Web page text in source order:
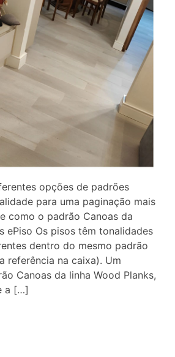
opções de padrões
para uma paginação mais
como o padrão Canoas da
ePiso Os pisos têm tonalidades
dentro do mesmo padrão
referência na caixa). Um
Canoas da linha Wood Planks,
a […]